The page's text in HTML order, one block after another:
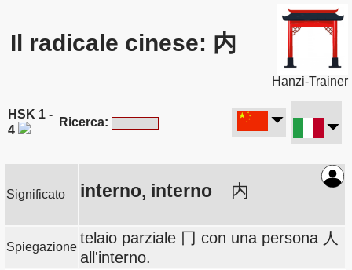
Il radicale cinese: 内
Hanzi-Trainer
HSK 1 -
4
Ricerca:
Significato interno, interno 内
Spiegazione
telaio parziale 冂 con una persona 人
all'interno.